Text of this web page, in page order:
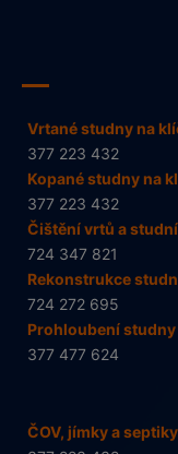
Vrtané studny na
377 223 432
Kopané studny na
377 223 432
Čištění vrtů a studní
724 347 821
Rekonstrukce
724 272 695
Prohloubení studny
377 477 624
ČOV, jímky a